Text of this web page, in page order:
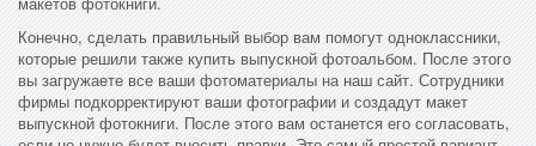
Конечно, сделать правильный выбор вам помогут одноклассники,
которые решили также купить выпускной фотоальбом. После этого
вы загружаете все ваши фотоматериалы на наш сайт. Сотрудники
фирмы подкорректируют ваши фотографии и создадут макет
выпускной фотокниги. После этого вам останется его согласовать,